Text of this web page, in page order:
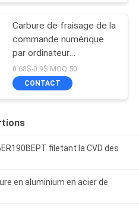
Carbure de fraisage de la
commande numérique
par ordinateur
16ER115NPT filetant
des insertions
0.68$-0.9$ MOQ:50
CONTACT
filetant la CVD des
en aluminium en acier de